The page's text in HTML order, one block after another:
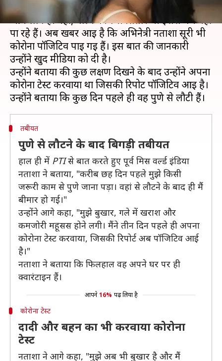
कोरोना वायरस का कहर हर दिन बढ़ता जा रहा है। सिर्फ
आम लोग ही नहीं, बल्कि फिल्मी सितारे भी इससे बच नहीं
पा रहे हैं। अब खबर आई है कि अभिनेत्री नताशा सूरी भी
कोरोना पॉजिटिव पाई गई हैं। इस बात की जानकारी
उन्होंने खुद मीडिया को दी है।
उन्होंने बताया की कुछ लक्षण दिखने के बाद उन्होंने अपना
कोरोना टेस्ट करवाया था जिसकी रिपोर्ट पॉजिटिव आई है।
तबीयत
पुणे से लौटने के बाद बिगड़ी तबीयत
हाल ही में PTIसे बात करते हुए पूर्व मिस वर्ल्ड इंडिया
नताशा ने बताया, "करीब छह दिन पहले मुझे किसी
जरूरी काम से पुणे जाना पड़ा। वहां से लौटने के बाद ही मैं
बीमार हो गई।"
उन्होंने आगे कहा, "मुझे बुखार, गले में खराश और
कमजोरी महूसस होने लगी। मैंने तीन दिन पहले ही अपना
कोरोना टेस्ट करवाया, जिसकी रिपोर्ट अब पॉजिटिव आई
है।"
नताशा ने बताया कि फिलहाल वह अपने घर पर ही
क्वारंटाइन हैं।
आपने 16% पढ़ लिया है
कोरोना टेस्ट
दादी और बहन का भी करवाया कोरोना
टेस्ट
नताशा ने आगे कहा, "मुझे अब भी बुखार है और मैं